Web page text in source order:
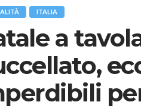
ITALIA
a